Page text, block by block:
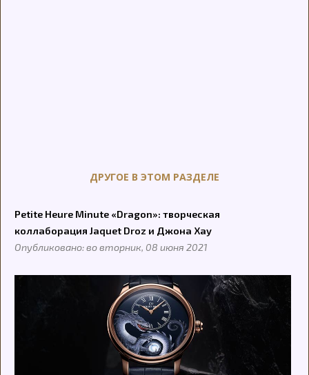
ДРУГОЕ В ЭТОМ РАЗДЕЛЕ
Petite Heure Minute «Dragon»: творческая
коллаборация Jaquet Droz и Джона Хау
Опубликовано: во вторник, 08 июня 2021